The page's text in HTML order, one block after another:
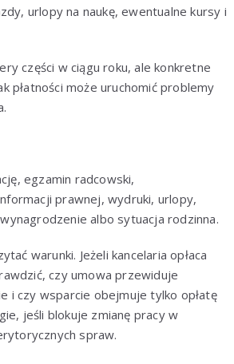
urlopy na naukę, ewentualne kursy i
części w ciągu roku, ale konkretne
płatności może uruchomić problemy
egzamin radcowski,
prawnej, wydruki, urlopy,
albo sytuacja rodzinna.
warunki. Jeżeli kancelaria opłaca
czy umowa przewiduje
i czy wsparcie obejmuje tylko opłatę
jeśli blokuje zmianę pracy w
spraw.